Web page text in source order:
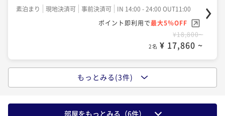
素泊まり 現地決済可 事前決済可
IN 14:00 - 24:00 OUT11:00
ポイント即利用で最大5％OFF
¥18,800~
2名 ¥ 17,860 ~
【SAVER】素泊り ベストアベイラブルレート 変動料金
現地決済可 事前決済可
IN 14:00 - 24:00 OUT11:00
もっとみる(3件)
部屋をもっとみる（6件）